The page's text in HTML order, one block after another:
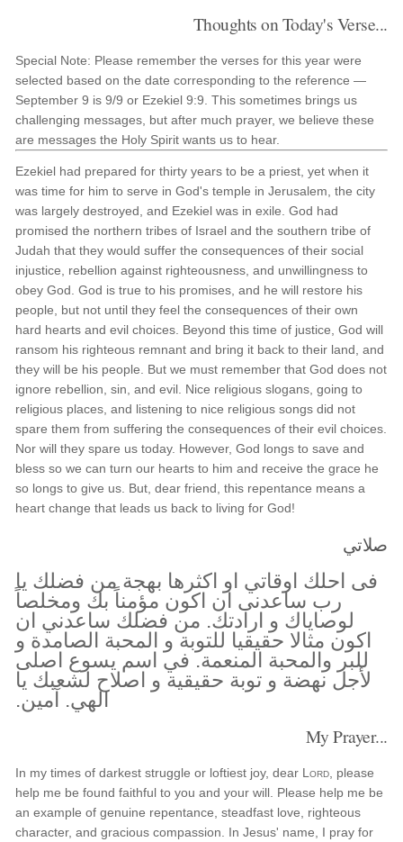
Thoughts on Today's Verse...
Special Note: Please remember the verses for this year were
selected based on the date corresponding to the reference —
September 9 is 9/9 or Ezekiel 9:9. This sometimes brings us
challenging messages, but after much prayer, we believe these
are messages the Holy Spirit wants us to hear.
Ezekiel had prepared for thirty years to be a priest, yet when it
was time for him to serve in God's temple in Jerusalem, the city
was largely destroyed, and Ezekiel was in exile. God had
promised the northern tribes of Israel and the southern tribe of
Judah that they would suffer the consequences of their social
injustice, rebellion against righteousness, and unwillingness to
obey God. God is true to his promises, and he will restore his
people, but not until they feel the consequences of their own
hard hearts and evil choices. Beyond this time of justice, God will
ransom his righteous remnant and bring it back to their land, and
they will be his people. But we must remember that God does not
ignore rebellion, sin, and evil. Nice religious slogans, going to
religious places, and listening to nice religious songs did not
spare them from suffering the consequences of their evil choices.
Nor will they spare us today. However, God longs to save and
bless so we can turn our hearts to him and receive the grace he
so longs to give us. But, dear friend, this repentance means a
heart change that leads us back to living for God!
صلاتي
فى احلك اوقاتي او اكثرها بهجة من فضلك يا
رب ساعدنى ان اكون مؤمناً بك ومخلصاً
لوصاياك و ارادتك. من فضلك ساعدني ان
اكون مثالا حقيقيا للتوبة و المحبة الصامدة و
للبر والمحبة المنعمة. في اسم يسوع اصلى
لأجل نهضة و توبة حقيقية و اصلاح لشعبك يا
الهي. آمين.
My Prayer...
In my times of darkest struggle or loftiest joy, dear Lord , please
help me be found faithful to you and your will. Please help me be
an example of genuine repentance, steadfast love, righteous
character, and gracious compassion. In Jesus' name, I pray for